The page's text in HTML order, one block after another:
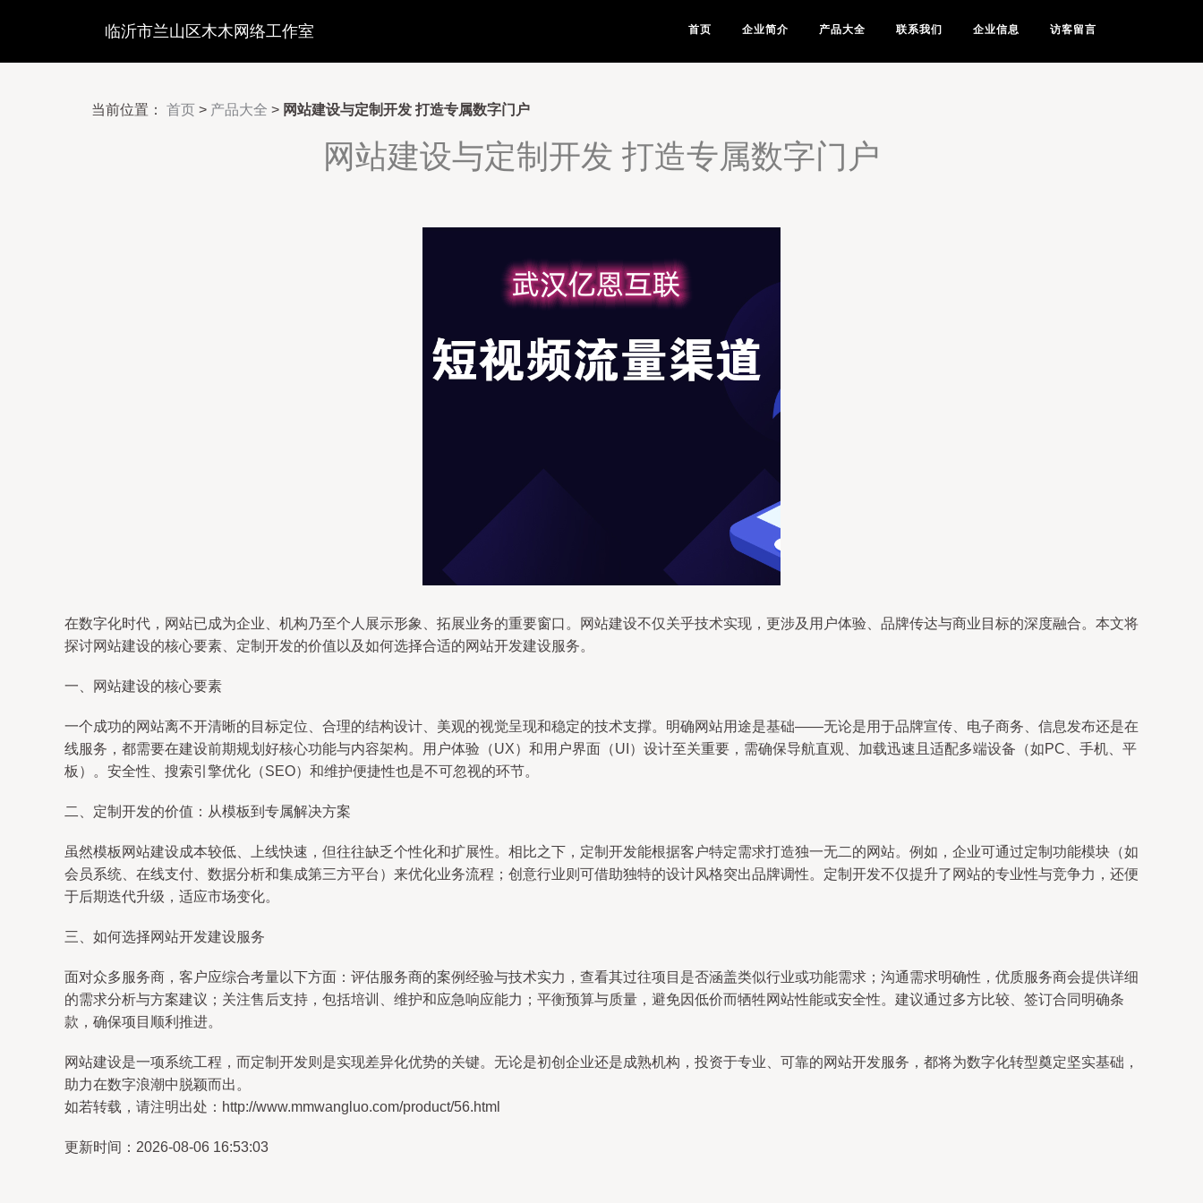
临沂市兰山区木木网络工作室 首页 企业简介 产品大全 联系我们 企业信息 访客留言
当前位置： 首页 > 产品大全 > 网站建设与定制开发 打造专属数字门户
网站建设与定制开发 打造专属数字门户
在数字化时代，网站已成为企业、机构乃至个人展示形象、拓展业务的重要窗口。网站建设不仅关乎技术实现，更涉及用户体验、品牌传达与商业目标的深度融合。本文将
探讨网站建设的核心要素、定制开发的价值以及如何选择合适的网站开发建设服务。
一、网站建设的核心要素
一个成功的网站离不开清晰的目标定位、合理的结构设计、美观的视觉呈现和稳定的技术支撑。明确网站用途是基础——无论是用于品牌宣传、电子商务、信息发布还是在
线服务，都需要在建设前期规划好核心功能与内容架构。用户体验（UX）和用户界面（UI）设计至关重要，需确保导航直观、加载迅速且适配多端设备（如PC、手机、平
板）。安全性、搜索引擎优化（SEO）和维护便捷性也是不可忽视的环节。
二、定制开发的价值：从模板到专属解决方案
虽然模板网站建设成本较低、上线快速，但往往缺乏个性化和扩展性。相比之下，定制开发能根据客户特定需求打造独一无二的网站。例如，企业可通过定制功能模块（如
会员系统、在线支付、数据分析和集成第三方平台）来优化业务流程；创意行业则可借助独特的设计风格突出品牌调性。定制开发不仅提升了网站的专业性与竞争力，还便
于后期迭代升级，适应市场变化。
三、如何选择网站开发建设服务
面对众多服务商，客户应综合考量以下方面：评估服务商的案例经验与技术实力，查看其过往项目是否涵盖类似行业或功能需求；沟通需求明确性，优质服务商会提供详细
的需求分析与方案建议；关注售后支持，包括培训、维护和应急响应能力；平衡预算与质量，避免因低价而牺牲网站性能或安全性。建议通过多方比较、签订合同明确条
款，确保项目顺利推进。
网站建设是一项系统工程，而定制开发则是实现差异化优势的关键。无论是初创企业还是成熟机构，投资于专业、可靠的网站开发服务，都将为数字化转型奠定坚实基础，
助力在数字浪潮中脱颖而出。
如若转载，请注明出处：http://www.mmwangluo.com/product/56.html
更新时间：2026-08-06 16:53:03